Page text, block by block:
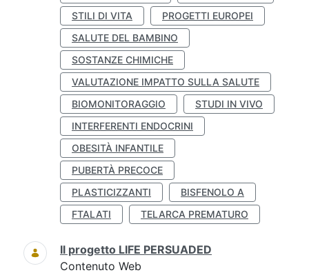
STILI DI VITA
PROGETTI EUROPEI
SALUTE DEL BAMBINO
SOSTANZE CHIMICHE
VALUTAZIONE IMPATTO SULLA SALUTE
BIOMONITORAGGIO
STUDI IN VIVO
INTERFERENTI ENDOCRINI
OBESITÀ INFANTILE
PUBERTÀ PRECOCE
PLASTICIZZANTI
BISFENOLO A
FTALATI
TELARCA PREMATURO
Il progetto LIFE PERSUADED
Contenuto Web